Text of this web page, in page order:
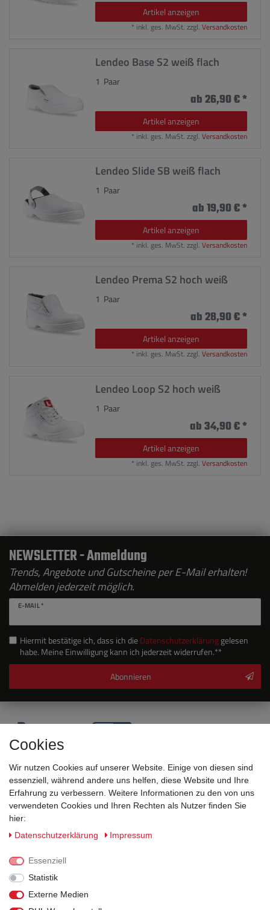
Artikel anzeigen
* inkl. ges. MwSt. zzgl. Versandkosten
Lendeo Base S2 weiß flach
ab 26,90 € *
1 Paar
Artikel anzeigen
* inkl. ges. MwSt. zzgl. Versandkosten
Lendeo Slide SB weiß flach
ab 19,90 € *
1 Paar
Artikel anzeigen
* inkl. ges. MwSt. zzgl. Versandkosten
Lendeo Prema S2 hoch weiß
ab 28,90 € *
1 Paar
Artikel anzeigen
* inkl. ges. MwSt. zzgl. Versandkosten
Lendeo Loop S2 hoch weiß
ab 34,90 € *
1 Paar
Artikel anzeigen
* inkl. ges. MwSt. zzgl. Versandkosten
NEWSLETTER - Anmeldung
Trends, Angebote und Gutscheine per E-Mail erhalten!
Abmelden jederzeit möglich.
E-MAIL *
Hiermit bestätige ich, dass ich dieDaten­schutz­erklärunggelesen
habe. Meine Einwilligung kann ich jederzeit widerrufen.**
Abonnieren
Sicherheitsklassen
Informationen
Versand
Cookies
Wir nutzen Cookies auf unserer Website. Einige von diesen sind
essenziell, während andere uns helfen, diese Website und Ihre
Erfahrung zu verbessern. Weitere Informationen zu den von uns
verwendeten Cookies und Ihren Rechten als Nutzer finden Sie
hier:
Daten­schutz­erklärung
Impressum
Essenziell
Statistik
Externe Medien